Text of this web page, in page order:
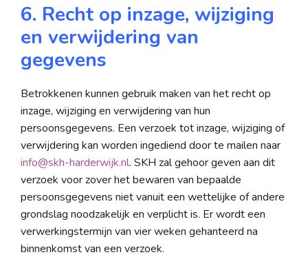
6. Recht op inzage, wijziging
en verwijdering van
gegevens
Betrokkenen kunnen gebruik maken van het recht op
inzage, wijziging en verwijdering van hun
persoonsgegevens. Een verzoek tot inzage, wijziging of
verwijdering kan worden ingediend door te mailen naar
info@skh-harderwijk.nl. SKH zal gehoor geven aan dit
verzoek voor zover het bewaren van bepaalde
persoonsgegevens niet vanuit een wettelijke of andere
grondslag noodzakelijk en verplicht is. Er wordt een
verwerkingstermijn van vier weken gehanteerd na
binnenkomst van een verzoek.